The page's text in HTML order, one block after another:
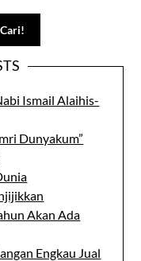
Cari!
Ismail Alaihis-
Dunyakum”
Akan Ada
Engkau Jual